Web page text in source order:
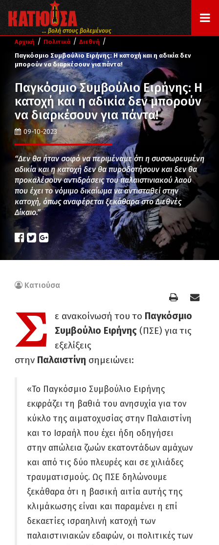
... βολή στους βολεμένους
Αρχική / Πολιτικά / Διεθνή /
Παγκόσμιο Συμβούλιο Ειρήνης: Η κατοχή και η αδικία δεν
μπορούν να διαρκέσουν για πάντα!
Παγκόσμιο Συμβούλιο Ειρήνης: Η
κατοχή και η αδικία δεν μπορούν
να διαρκέσουν για πάντα!
09-10-2023
“Δεν θα ήταν σοφό να περιμέναμε ότι η συσσωρευμένη
αδικία και η κατοχή δεν θα πυροδοτήσουν και δεν θα
προκαλέσουν αντιδράσεις του παλαιστινιακού λαού
που έχει το νόμιμο δικαίωμα να αντισταθεί στην
κατοχή, όπως αναφέρεται ξεκάθαρα στο Διεθνές
Δίκαιο.”
Κατιούσα
Σ ε ανακοίνωσή του το Παγκόσμιο
Συμβούλιο Ειρήνης (ΠΣΕ) για τις
εξελίξεις
στην Παλαιστίνη σημειώνει:
«Το Παγκόσμιο Συμβούλιο Ειρήνης
εκφράζει τη βαθιά του ανησυχία για τον
κύκλο της αιματοχυσίας στην Παλαιστίνη
και το Ισραήλ που έχει ήδη οδηγήσει
στην απώλεια ζωών εκατοντάδων αμάχων
και από τις δύο πλευρές και σε χιλιάδες
τραυματισμούς. Ως ΠΣΕ δηλώνουμε
ξεκάθαρα ότι η βασική αιτία αυτής της
κλιμάκωσης είναι και παραμένει η επί
δεκαετίες ισραηλινή κατοχή των
παλαιστινιακών εδαφών, οι πολιτικές των